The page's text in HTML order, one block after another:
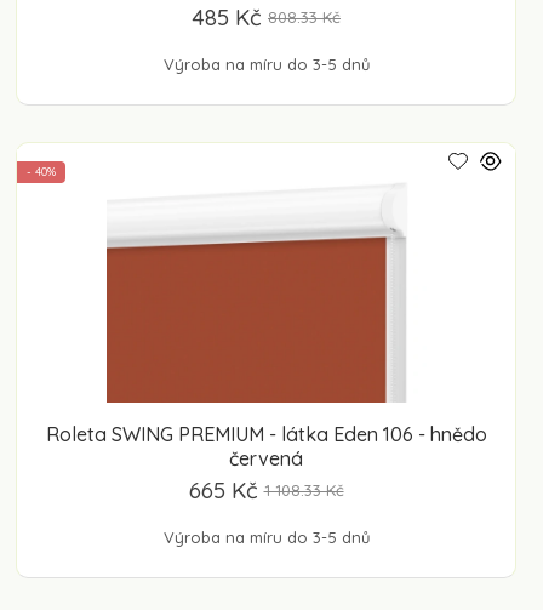
Výroba na míru do 3-5 dnů
485 Kč 808.33 Kč
Roleta SWING PREMIUM - látka Eden 106 - hnědo
červená
- 40%
Výroba na míru do 3-5 dnů
665 Kč 1 108.33 Kč